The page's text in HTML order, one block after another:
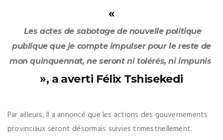
«
Les actes de sabotage de nouvelle politique
publique que je compte impulser pour le reste de
mon quinquennat, ne seront ni tolérés, ni impunis
», a averti Félix Tshisekedi
Par ailleurs, Il a annoncé que les actions des gouvernements
provinciaux seront désormais suivies trimestriellement.